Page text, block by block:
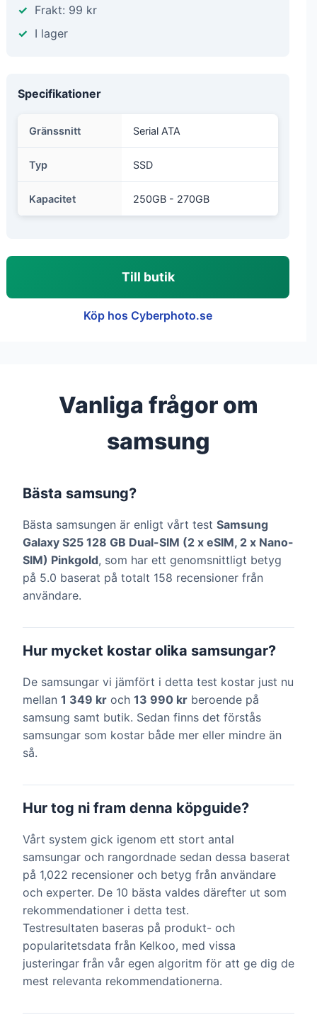
Frakt: 99 kr
I lager
Specifikationer
Gränssnitt Serial ATA
Typ SSD
Kapacitet 250GB - 270GB
Till butik
Köp hos Cyberphoto.se
Vanliga frågor om
samsung
Bästa samsung?
Bästa samsungen är enligt vårt test Samsung
Galaxy S25 128 GB Dual-SIM (2 x eSIM, 2 x Nano-
SIM) Pinkgold, som har ett genomsnittligt betyg
på 5.0 baserat på totalt 158 recensioner från
användare.
Hur mycket kostar olika samsungar?
De samsungar vi jämfört i detta test kostar just nu
mellan 1 349 kr och 13 990 kr beroende på
samsung samt butik. Sedan finns det förstås
samsungar som kostar både mer eller mindre än
så.
Hur tog ni fram denna köpguide?
Vårt system gick igenom ett stort antal
samsungar och rangordnade sedan dessa baserat
på 1,022 recensioner och betyg från användare
och experter. De 10 bästa valdes därefter ut som
rekommendationer i detta test.
Testresultaten baseras på produkt- och
popularitetsdata från Kelkoo, med vissa
justeringar från vår egen algoritm för att ge dig de
mest relevanta rekommendationerna.